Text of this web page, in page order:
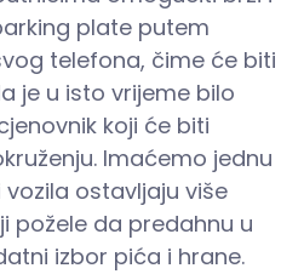
plate putem
telefona, čime će biti
je u isto vrijeme bilo
koji će biti
Imaćemo jednu
ostavljaju više
požele da predahnu u
izbor pića i hrane.